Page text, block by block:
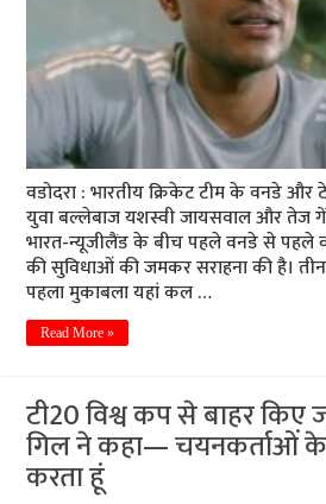
वडोदरा : भारतीय क्रिकेट टीम के वनडे और
युवा बल्लेबाज यशस्वी जायसवाल और तेज
भारत-न्यूजीलैंड के बीच पहले वनडे से पहले
की सुविधाओं की जमकर सराहना की है।
पहला मुकाबला यहां कल …
Read More »
टी20 विश्व कप से बाहर
गिल ने कहा— चयनकर्ताओं
करता हूं